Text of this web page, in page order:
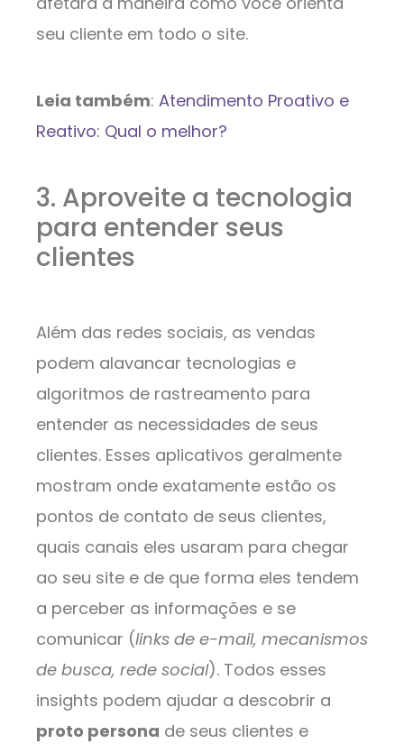
seu cliente em todo o site.
Leia também: Atendimento Proativo e
Reativo: Qual o melhor?
3. Aproveite a tecnologia
para entender seus
clientes
Além das redes sociais, as vendas
podem alavancar tecnologias e
algoritmos de rastreamento para
entender as necessidades de seus
clientes. Esses aplicativos geralmente
mostram onde exatamente estão os
pontos de contato de seus clientes,
quais canais eles usaram para chegar
ao seu site e de que forma eles tendem
a perceber as informações e se
comunicar (links de e-mail, mecanismos
de busca, rede social). Todos esses
insights podem ajudar a descobrir a
proto persona de seus clientes e